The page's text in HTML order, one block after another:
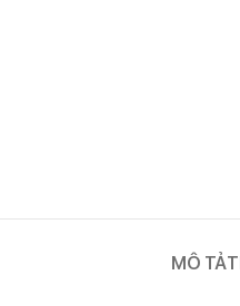
MÔ TẢ